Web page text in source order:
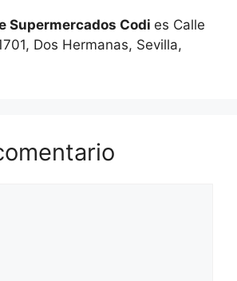
Supermercados Codi es Calle
Dos Hermanas, Sevilla,